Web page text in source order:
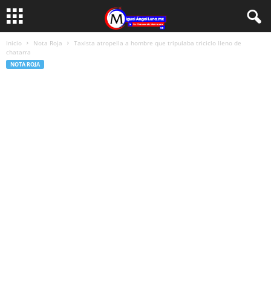
Inicio Nota Roja
Taxista atropella a hombre que tripulaba triciclo lleno de
chatarra
NOTA ROJA